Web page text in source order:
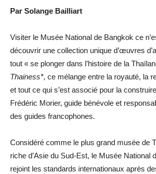
Par Solange Bailliart
Visiter le Musée National de Bangkok ce
découvrir une collection unique d’œuvres
tout « se plonger dans l’histoire de la
Thainess*, ce mélange entre la royauté, la
et tout ce qui s’est associé pour la
Frédéric Morier, guide bénévole et
des guides francophones.
Considéré comme le plus grand musée de
riche d’Asie du Sud-Est, le Musée National
rejoint les standards internationaux après